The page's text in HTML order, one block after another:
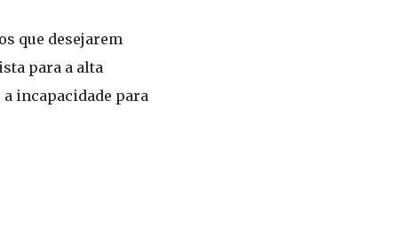
que desejarem
para a alta
incapacidade para